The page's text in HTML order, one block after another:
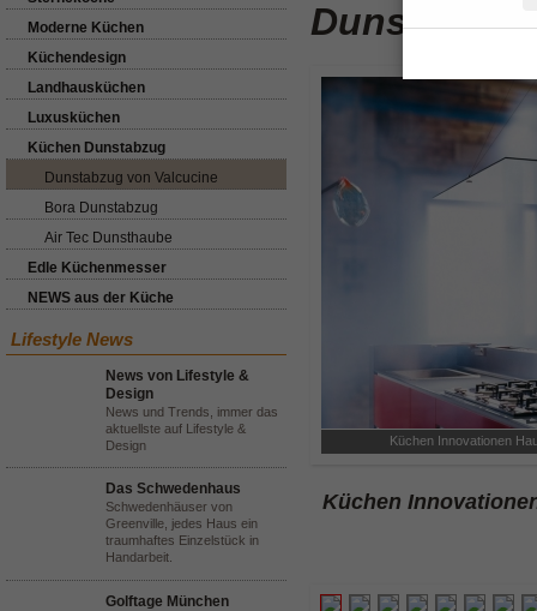
Moderne Küchen
Küchendesign
Landhausküchen
Luxusküchen
Küchen Dunstabzug
Dunstabzug von Valcucine
Bora Dunstabzug
Air Tec Dunsthaube
Edle Küchenmesser
NEWS aus der Küche
Lifestyle News
News von Lifestyle &
Design
News und Trends, immer das
aktuellste auf Lifestyle &
Design
Das Schwedenhaus
Schwedenhäuser von
Greenville, jedes Haus ein
traumhaftes Einzelstück in
Handarbeit.
Golftage München
Küchen Innovationen
Küchen